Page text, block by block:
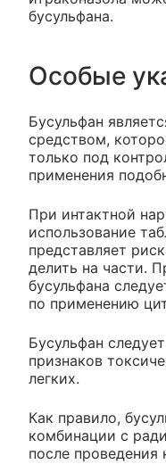
бусульфана.
Особые
Бусульфан
средством,
только под
применения
При интактной
использование
представляет
делить на части.
бусульфана
по применению
Бусульфан
признаков
легких.
Как правило,
комбинации с
после проведения